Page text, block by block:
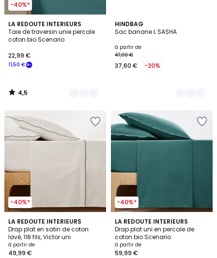
-40%*
LA REDOUTE INTERIEURS
Taie de traversin unie percale
coton bio Scenario
11,50 €
22,99 €
4,5
/ 5
9
Couleurs
4,5
/
HINDBAG
Sac banane L SASHA
à partir de
47,00 €
37,60 € -20%
14
Couleurs
-40%*
LA REDOUTE INTERIEURS
Drap plat en satin de coton
lavé, 118 fils, Victor uni
à partir de
49,99 €
4,4
/ 5
9
Couleurs
-40%*
LA REDOUTE INTERIEURS
Drap plat uni en percale de
coton bio Scenario
à partir de
59,99 €
4,3
/ 5
11
Couleurs